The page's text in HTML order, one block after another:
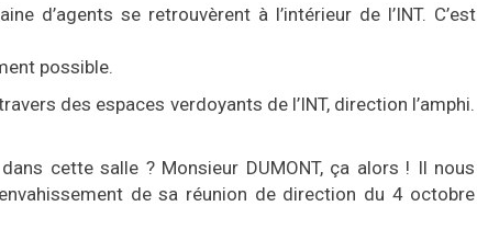
d’agents se retrouvèrent à l’intérieur de l’INT. C’est
possible.
des espaces verdoyants de l’INT, direction l’amphi.
cette salle ? Monsieur DUMONT, ça alors ! Il nous
de sa réunion de direction du 4 octobre